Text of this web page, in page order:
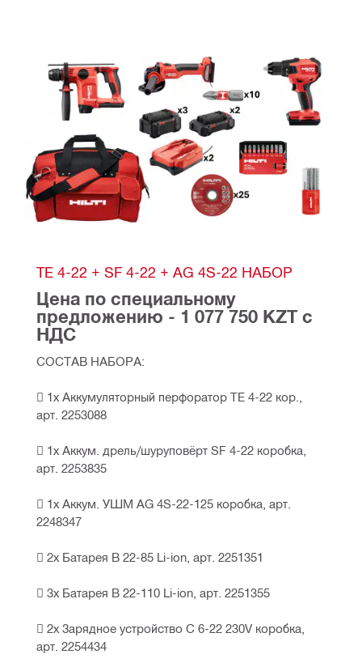
TE 4-22 + SF 4-22 + AG 4S-22 НАБОР
Цена по специальному
предложению - 1 077 750 KZT с
НДС
СОСТАВ НАБОРА:
 1х Аккумуляторный перфоратор TE 4-22 кор.,
арт. 2253088
 1х Аккум. дрель/шуруповёрт SF 4-22 коробка,
арт. 2253835
 1х Аккум. УШМ AG 4S-22-125 коробка, арт.
2248347
 2х Батарея B 22-85 Li-ion, арт. 2251351
 3х Батарея B 22-110 Li-ion, арт. 2251355
 2х Зарядное устройство C 6-22 230V коробка,
арт. 2254434